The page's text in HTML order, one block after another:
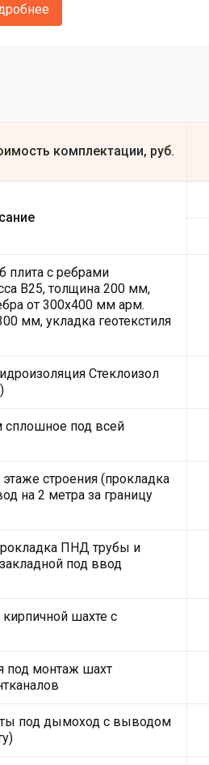
комплектации, руб.
плита с ребрами
В25, толщина 200 мм,
от 300х400 мм арм.
мм, укладка геотекстиля
Стеклоизол
сплошное под всей
строения (прокладка
на 2 метра за границу
ПНД трубы и
под ввод
шахте с
под монтаж шахт
под дымоход с выводом